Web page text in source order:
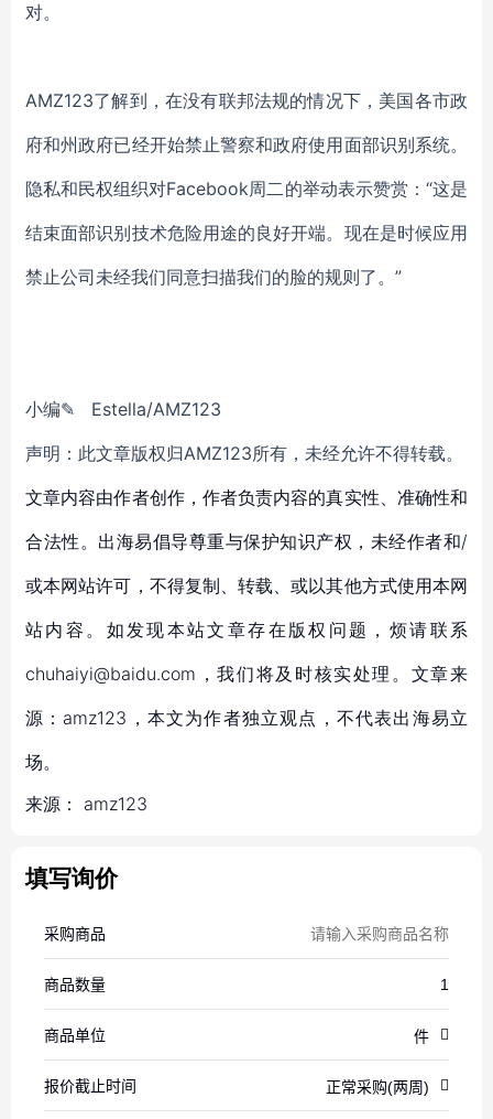
对。
AMZ123了解到，在没有联邦法规的情况下，美国各市政
府和州政府已经开始禁止警察和政府使用面部识别系统。
隐私和民权组织对Facebook周二的举动表示赞赏：“这是
结束面部识别技术危险用途的良好开端。现在是时候应用
禁止公司未经我们同意扫描我们的脸的规则了。”
小编✎ Estella/AMZ123
声明：此文章版权归AMZ123所有，未经允许不得转载。
文章内容由作者创作，作者负责内容的真实性、准确性和
合法性。出海易倡导尊重与保护知识产权，未经作者和/
或本网站许可，不得复制、转载、或以其他方式使用本网
站内容。如发现本站文章存在版权问题，烦请联系
chuhaiyi@baidu.com，我们将及时核实处理。文章来
源：amz123，本文为作者独立观点，不代表出海易立
场。
来源： amz123
填写询价